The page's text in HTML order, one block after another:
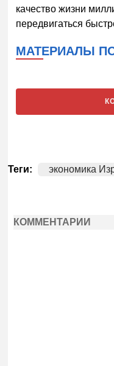
качество жизни
передвигаться
МАТЕРИАЛЫ
Теги: экономика
КОММЕНТАРИИ